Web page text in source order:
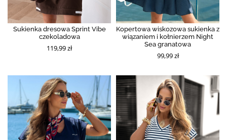
Sukienka dresowa Sprint Vibe
czekoladowa
119,99 zł
Kopertowa wiskozowa sukienka z
wiązaniem i kołnierzem Night
Sea granatowa
99,99 zł